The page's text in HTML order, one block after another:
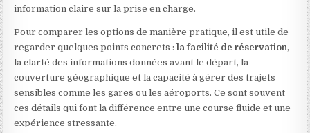
information claire sur la prise en charge.
Pour comparer les options de manière pratique, il est utile de
regarder quelques points concrets :la facilité de réservation,
la clarté des informations données avant le départ, la
couverture géographique et la capacité à gérer des trajets
sensibles comme les gares ou les aéroports. Ce sont souvent
ces détails qui font la différence entre une course fluide et une
expérience stressante.